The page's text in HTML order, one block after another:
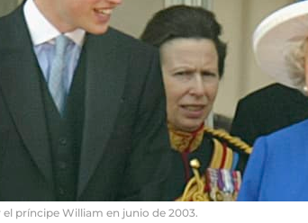
el príncipe William en junio de 2003.